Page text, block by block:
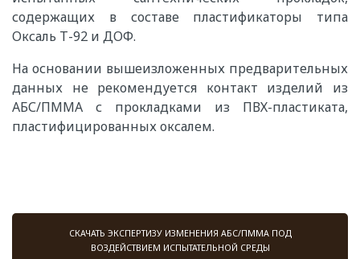
содержащих в составе пластификаторы типа
Оксаль Т-92 и ДОФ.
На основании вышеизложенных предварительных
данных не рекомендуется контакт изделий из
АБС/ПММА с прокладками из ПВХ-пластиката,
пластифицированных оксалем.
СКАЧАТЬ ЭКСПЕРТИЗУ ИЗМЕНЕНИЯ АБС/ПММА ПОД
ВОЗДЕЙСТВИЕМ ИСПЫТАТЕЛЬНОЙ СРЕДЫ